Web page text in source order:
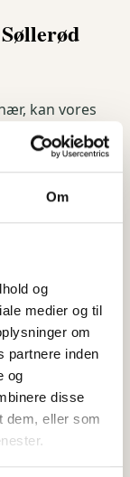
Om
og
medier og til
om
partnere inden
og
disse
dem, eller som
kan vores
det, der følger
vi og
os på alle
bisættelsen
pension